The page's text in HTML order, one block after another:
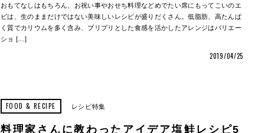
おもてなしはもちろん、お祝い事やおせち料理などめでたい席にもってこいのエ
ビは、生のままだけではない美味しいレシピが盛りだくさん。低脂肪、高たんぱ
く質でカリウムを多く含み、プリプリとした食感を活かしたアレンジはバリエー
ショ […]
2019/04/25
FOOD & RECIPE レシピ特集
料理家さんに教わったアイデア塩鮭レシピ5